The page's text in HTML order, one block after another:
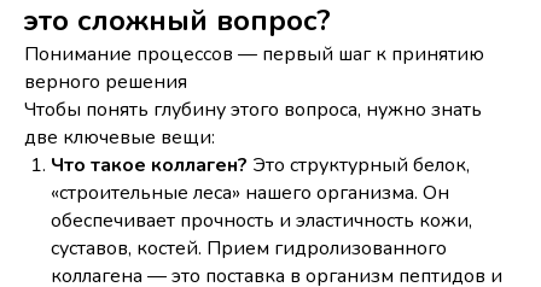
это сложный вопрос?
Понимание процессов — первый шаг к принятию
верного решения
Чтобы понять глубину этого вопроса, нужно знать
две ключевые вещи:
Что такое коллаген? Это структурный белок,
«строительные леса» нашего организма. Он
обеспечивает прочность и эластичность кожи,
суставов, костей. Прием гидролизованного
коллагена — это поставка в организм пептидов и